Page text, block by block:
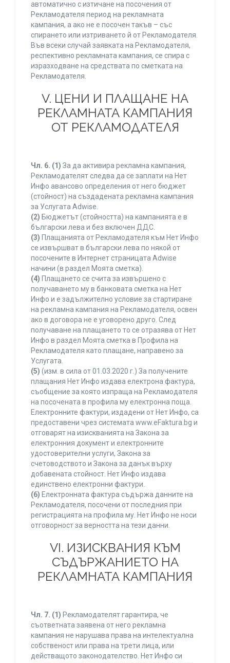
автоматично с изтичане на посочения от
Рекламодателя период на рекламната
кампания, а ако не е посочен такъв – със
спирането или изтриването й от Рекламодателя.
Във всеки случай заявката на Рекламодателя,
респективно рекламната кампания, се спира с
изразходване на средствата по сметката на
Рекламодателя.
V. ЦЕНИ И ПЛАЩАНЕ НА
РЕКЛАМНАТА КАМПАНИЯ
ОТ РЕКЛАМОДАТЕЛЯ
Чл. 6. (1) За да активира рекламна кампания,
Рекламодателят следва да се заплати на Нет
Инфо авансово определения от него бюджет
(стойност) на създадената рекламна кампания
за Услугата Adwise.
(2) Бюджетът (стойността) на кампанията е в
български лева и без включен ДДС.
(3) Плащанията от Рекламодателя към Нет Инфо
се извършват в български лева по някой от
посочените в Интернет страницата Adwise
начини (в раздел Моята сметка).
(4) Плащането се счита за извършено с
получаването му в банковата сметка на Нет
Инфо и е задължително условие за стартиране
на рекламна кампания на Рекламодателя, освен
ако в договора не е уговорено друго. След
получаване на плащането то се отразява от Нет
Инфо в раздел Моята сметка в Профила на
Рекламодателя като плащане, направено за
Услугата.
(5) (изм. в сила от 01.03.2020 г.) За получените
плащания Нет Инфо издава електрона фактура,
съобщение за която изпраща на Рекламодателя
на посочената в профила му електронна поща.
Електронните фактури, издадени от Нет Инфо, са
предоставени чрез системата www.eFaktura.bg и
отговарят на изискванията на Закона за
електронния документ и електронните
удостоверителни услуги, Закона за
счетоводството и Закона за данък върху
добавената стойност. Нет Инфо издава
единствено електронни фактури.
(6) Електронната фактура съдържа данните на
Рекламодателя, посочени от последния при
регистрацията на профила му. Нет Инфо не носи
отговорност за верността на тези данни.
VI. ИЗИСКВАНИЯ КЪМ
СЪДЪРЖАНИЕТО НА
РЕКЛАМНАТА КАМПАНИЯ
Чл. 7. (1) Рекламодателят гарантира, че
съответната заявена от него рекламна
кампания не нарушава права на интелектуална
собственост или права на трети лица, или
действащото законодателство. Нет Инфо си